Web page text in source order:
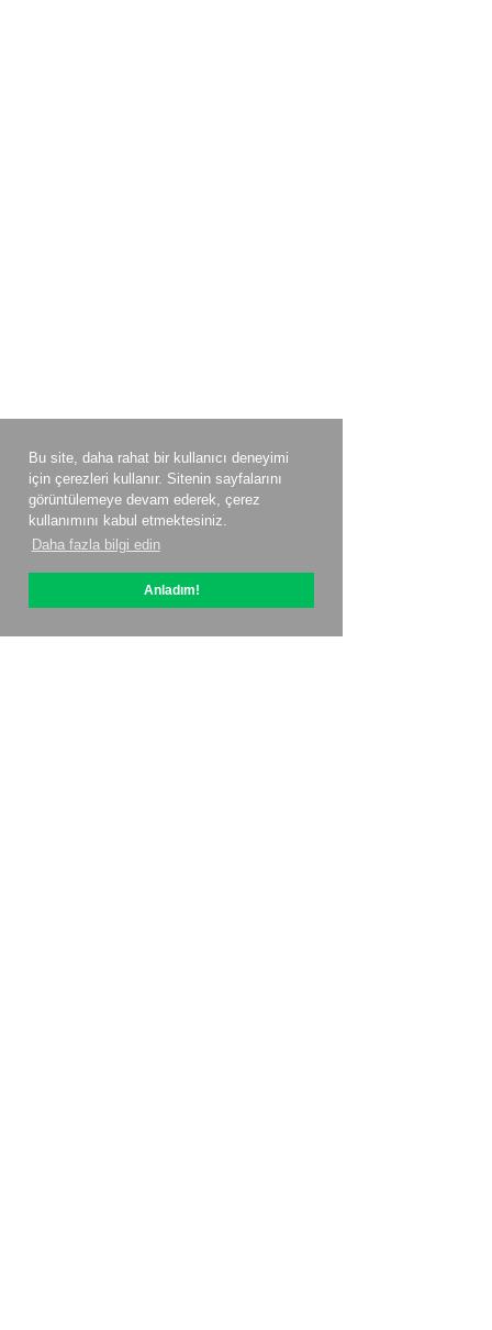
Bu site, daha rahat bir kullanıcı deneyimi
için çerezleri kullanır. Sitenin sayfalarını
görüntülemeye devam ederek, çerez
kullanımını kabul etmektesiniz.
Daha fazla bilgi edin
Anladım!